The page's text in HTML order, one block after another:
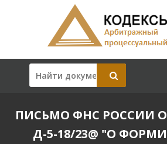
ПИСЬМО ФНС РОССИИ ОТ
Д-5-18/23@ "О